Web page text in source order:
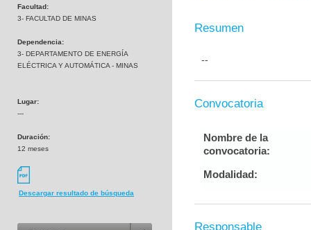
Facultad:
3- FACULTAD DE MINAS
Dependencia:
3- DEPARTAMENTO DE ENERGÍA
ELÉCTRICA Y AUTOMÁTICA - MINAS
Lugar:
---
Duración:
12 meses
Descargar resultado de búsqueda
Resumen
--
Convocatoria
Nombre de la
convocatoria:
Modalidad:
Responsable